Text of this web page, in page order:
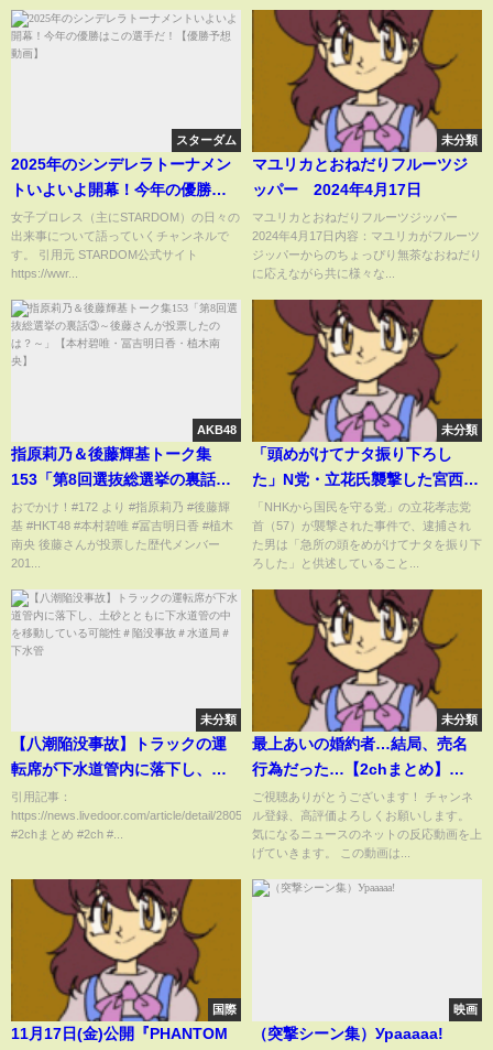
スターダム
2025年のシンデレラトーナメン
トいよいよ開幕！今年の優勝は
この選手だ！【優勝予想動画】
女子プロレス（主にSTARDOM）の日々の
出来事について語っていくチャンネルで
す。 引用元 STARDOM公式サイト
https://wwr...
未分類
マユリカとおねだりフルーツジ
ッパー 2024年4月17日
マユリカとおねだりフルーツジッパー
2024年4月17日内容：マユリカがフルーツ
ジッパーからのちょっぴり無茶なおねだり
に応えながら共に様々な...
AKB48
指原莉乃＆後藤輝基トーク集
153「第8回選抜総選挙の裏話③
～後藤さんが投票したのは？
～」【本村碧唯・冨吉明日香・
植木南央】
おでかけ！#172 より #指原莉乃 #後藤輝
基 #HKT48 #本村碧唯 #冨吉明日香 #植木
南央 後藤さんが投票した歴代メンバー
201...
未分類
「頭めがけてナタ振り下ろし
た」N党・立花氏襲撃した宮西詩
音容疑者が供述「演説の動向はX
やYouTubeで得た」
「NHKから国民を守る党」の立花孝志党
首（57）が襲撃された事件で、逮捕され
た男は「急所の頭をめがけてナタを振り下
ろした」と供述していること...
未分類
【八潮陥没事故】トラックの運
転席が下水道管内に落下し、土
砂とともに下水道管の中を移動
している可能性＃陥没事故＃水
道局＃下水管
引用記事：
https://news.livedoor.com/article/detail/28058580/
#2chまとめ #2ch #...
未分類
最上あいの婚約者…結局、売名
行為だった…【2chまとめ】
【2chスレ】【5chスレ】
ご視聴ありがとうございます！ チャンネ
ル登録、高評価よろしくお願いします。
気になるニュースのネットの反応動画を上
げていきます。 この動画は...
国際
11月17日(金)公開『PHANTOM
映画
（突撃シーン集）Урааааа!